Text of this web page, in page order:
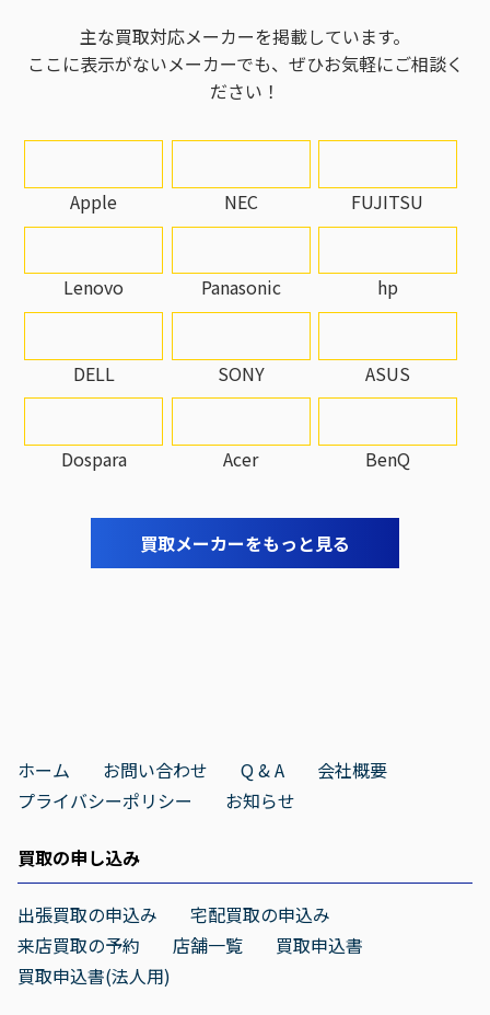
主な買取対応メーカーを掲載しています。
ここに表示がないメーカーでも、ぜひお気軽にご相談く
ださい！
Apple NEC FUJITSU
Lenovo Panasonic hp
DELL SONY ASUS
Dospara Acer BenQ
買取メーカーをもっと見る
ホーム お問い合わせ Q & A
会社概要
プライバシーポリシー
お知らせ
買取の申し込み
出張買取の申込み
宅配買取の申込み
来店買取の予約
店舗一覧
買取申込書
買取申込書(法人用)